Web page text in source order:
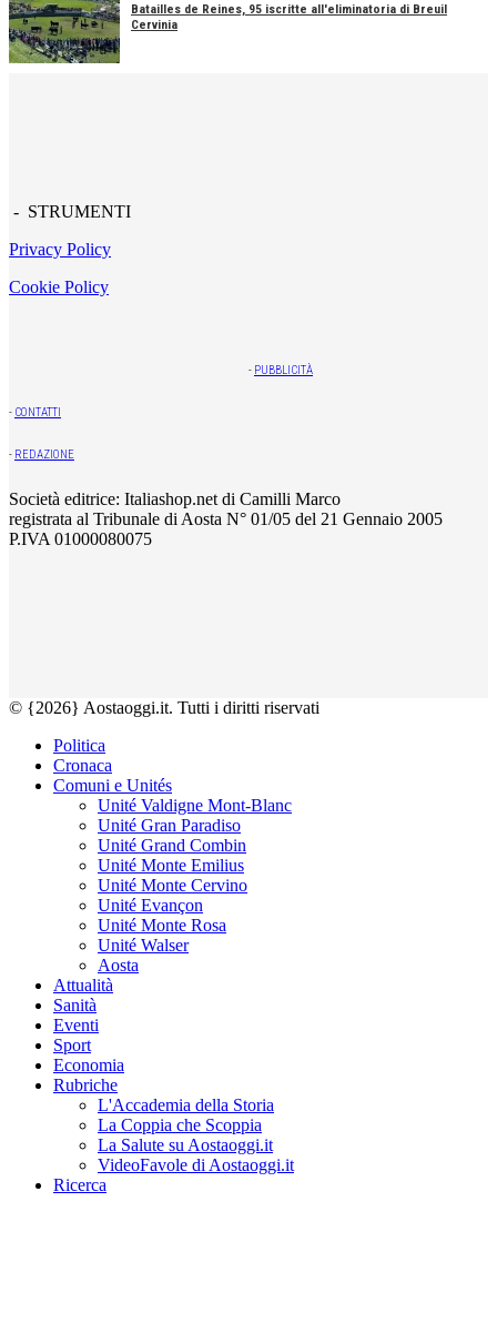
Batailles de Reines, 95 iscritte all'eliminatoria di Breuil
Cervinia
- STRUMENTI
Privacy Policy
Cookie Policy
- PUBBLICITÀ
- CONTATTI
- REDAZIONE
Società editrice: Italiashop.net di Camilli Marco
registrata al Tribunale di Aosta N° 01/05 del 21 Gennaio 2005
P.IVA 01000080075
© {2026} Aostaoggi.it. Tutti i diritti riservati
Politica
Cronaca
Comuni e Unités
Unité Valdigne Mont-Blanc
Unité Gran Paradiso
Unité Grand Combin
Unité Monte Emilius
Unité Monte Cervino
Unité Evançon
Unité Monte Rosa
Unité Walser
Aosta
Attualità
Sanità
Eventi
Sport
Economia
Rubriche
L'Accademia della Storia
La Coppia che Scoppia
La Salute su Aostaoggi.it
VideoFavole di Aostaoggi.it
Ricerca